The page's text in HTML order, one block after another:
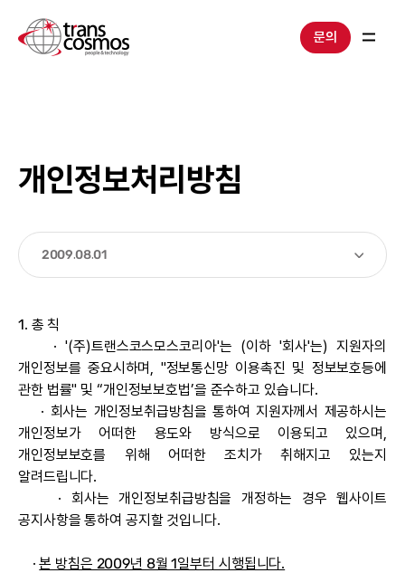
문의
개인정보처리방침
2009.08.01
1. 총 칙
· '(주)트랜스코스모스코리아'는 (이하 '회사'는) 지원자의
개인정보를 중요시하며, "정보통신망 이용촉진 및 정보보호등에
관한 법률" 및 “개인정보보호법’을 준수하고 있습니다.
· 회사는 개인정보취급방침을 통하여 지원자께서 제공하시는
개인정보가 어떠한 용도와 방식으로 이용되고 있으며,
개인정보보호를 위해 어떠한 조치가 취해지고 있는지
알려드립니다.
· 회사는 개인정보취급방침을 개정하는 경우 웹사이트
공지사항을 통하여 공지할 것입니다.
·본 방침은 2009년 8월 1일부터 시행됩니다.